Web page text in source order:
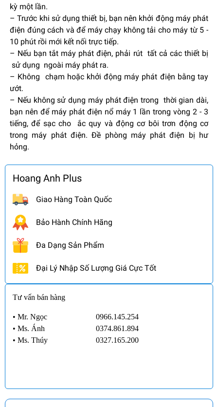
kỳ một lần.
– Trước khi sử dụng thiết bị, bạn nên khởi động máy phát
điện đúng cách và để máy chạy không tải cho máy từ 5 -
10 phút rồi mới kết nối trực tiếp.
– Nếu bạn tắt máy phát điện, phải rút tất cả các thiết bị
sử dụng ngoài máy phát ra.
– Không chạm hoặc khởi động máy phát điện bằng tay
ướt.
– Nếu không sử dụng máy phát điện trong thời gian dài,
bạn nên để máy phát điện nổ máy 1 lần trong vòng 2 - 3
tiếng, để sạc cho ắc quy và động cơ bôi trơn động cơ
trong máy phát điện. Đề phòng máy phát điện bị hư
hỏng.
Hoang Anh Plus
Giao Hàng Toàn Quốc
Bảo Hành Chính Hãng
Đa Dạng Sản Phẩm
Đại Lý Nhập Số Lượng Giá Cực Tốt
Tư vấn bán hàng
• Mr. Ngọc
0966.145.254
• Ms. Ánh
0374.861.894
• Ms. Thúy 0327.165.200